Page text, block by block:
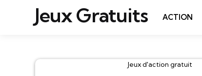
Jeux Gratuits ACTION
Catégories
Jeux d'action gratuit